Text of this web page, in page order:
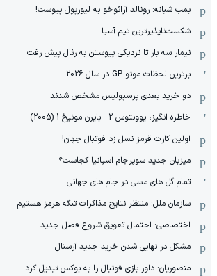
بمب شبانه: رونالد آرائوخو به لیورپول پیوست!
شکست‌ناپذیرترین تیم آسیا
نیمار سه بار تا نزدیکی پیوستن به رئال پیش رفت
برترین لحظات موتو GP در سال 2026
دو خرید بعدی پرسپولیس مشخص شدند
خاطره انگیز، یوونتوس 2 - بایرن مونیخ 1 (2005)
اولین کارت قرمز نسل زد فوتبال جهان!
میزبان جدید سوپرجام اسپانیا کجاست؟
تمام گل های مسی در جام های جهانی
سازمان ملل: منتظر نتایج مذاکرات تنگه هرمز هستیم
اختصاصی: احتمال تعویق شروع فصل جدید
مشکل در نهایی شدن خرید جدید آرسنال
منصوریان: داور بازی فوتبال را به بوکس تبدیل کرد